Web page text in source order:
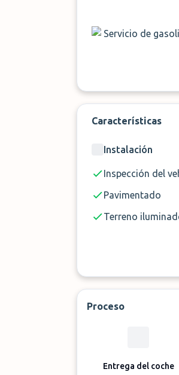
Servicio de
Características
Instalación
Inspección del
Pavimentado
Terreno
Proceso
Entrega del coche